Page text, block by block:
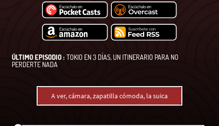
ÚLTIMO EPISODIO : TOKIO EN 3 DÍAS, UN ITINERARIO PARA NO
PERDERTE NADA
A ver, cámara, zapatilla cómoda, la suica